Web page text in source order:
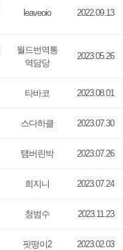
leaveoio 2022.09.13
월드번역통
역담당
2023.05.26
타바코 2023.08.01
스다하클 2023.07.30
탬버린박 2023.07.26
희지니 2023.07.24
청범수 2023.11.23
핏떵이2 2023.02.03